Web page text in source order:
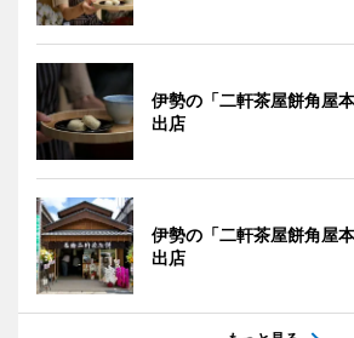
伊勢の「二軒茶屋餅角屋
出店
伊勢の「二軒茶屋餅角屋
出店